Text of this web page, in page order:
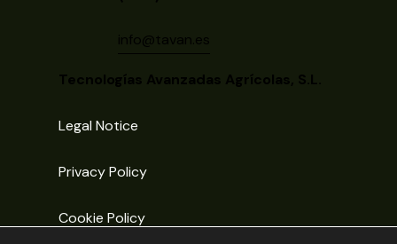
info@tavan.es
Tecnologías Avanzadas Agrícolas, S.L.
Legal Notice
Privacy Policy
Cookie Policy